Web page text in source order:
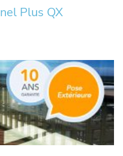
Plus QX